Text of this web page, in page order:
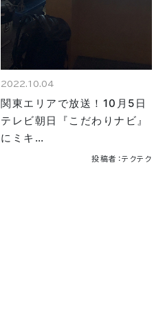
2022.10.04
関東エリアで放送！10月5日
テレビ朝日『こだわりナビ』
にミキ…
投稿者：テクテク